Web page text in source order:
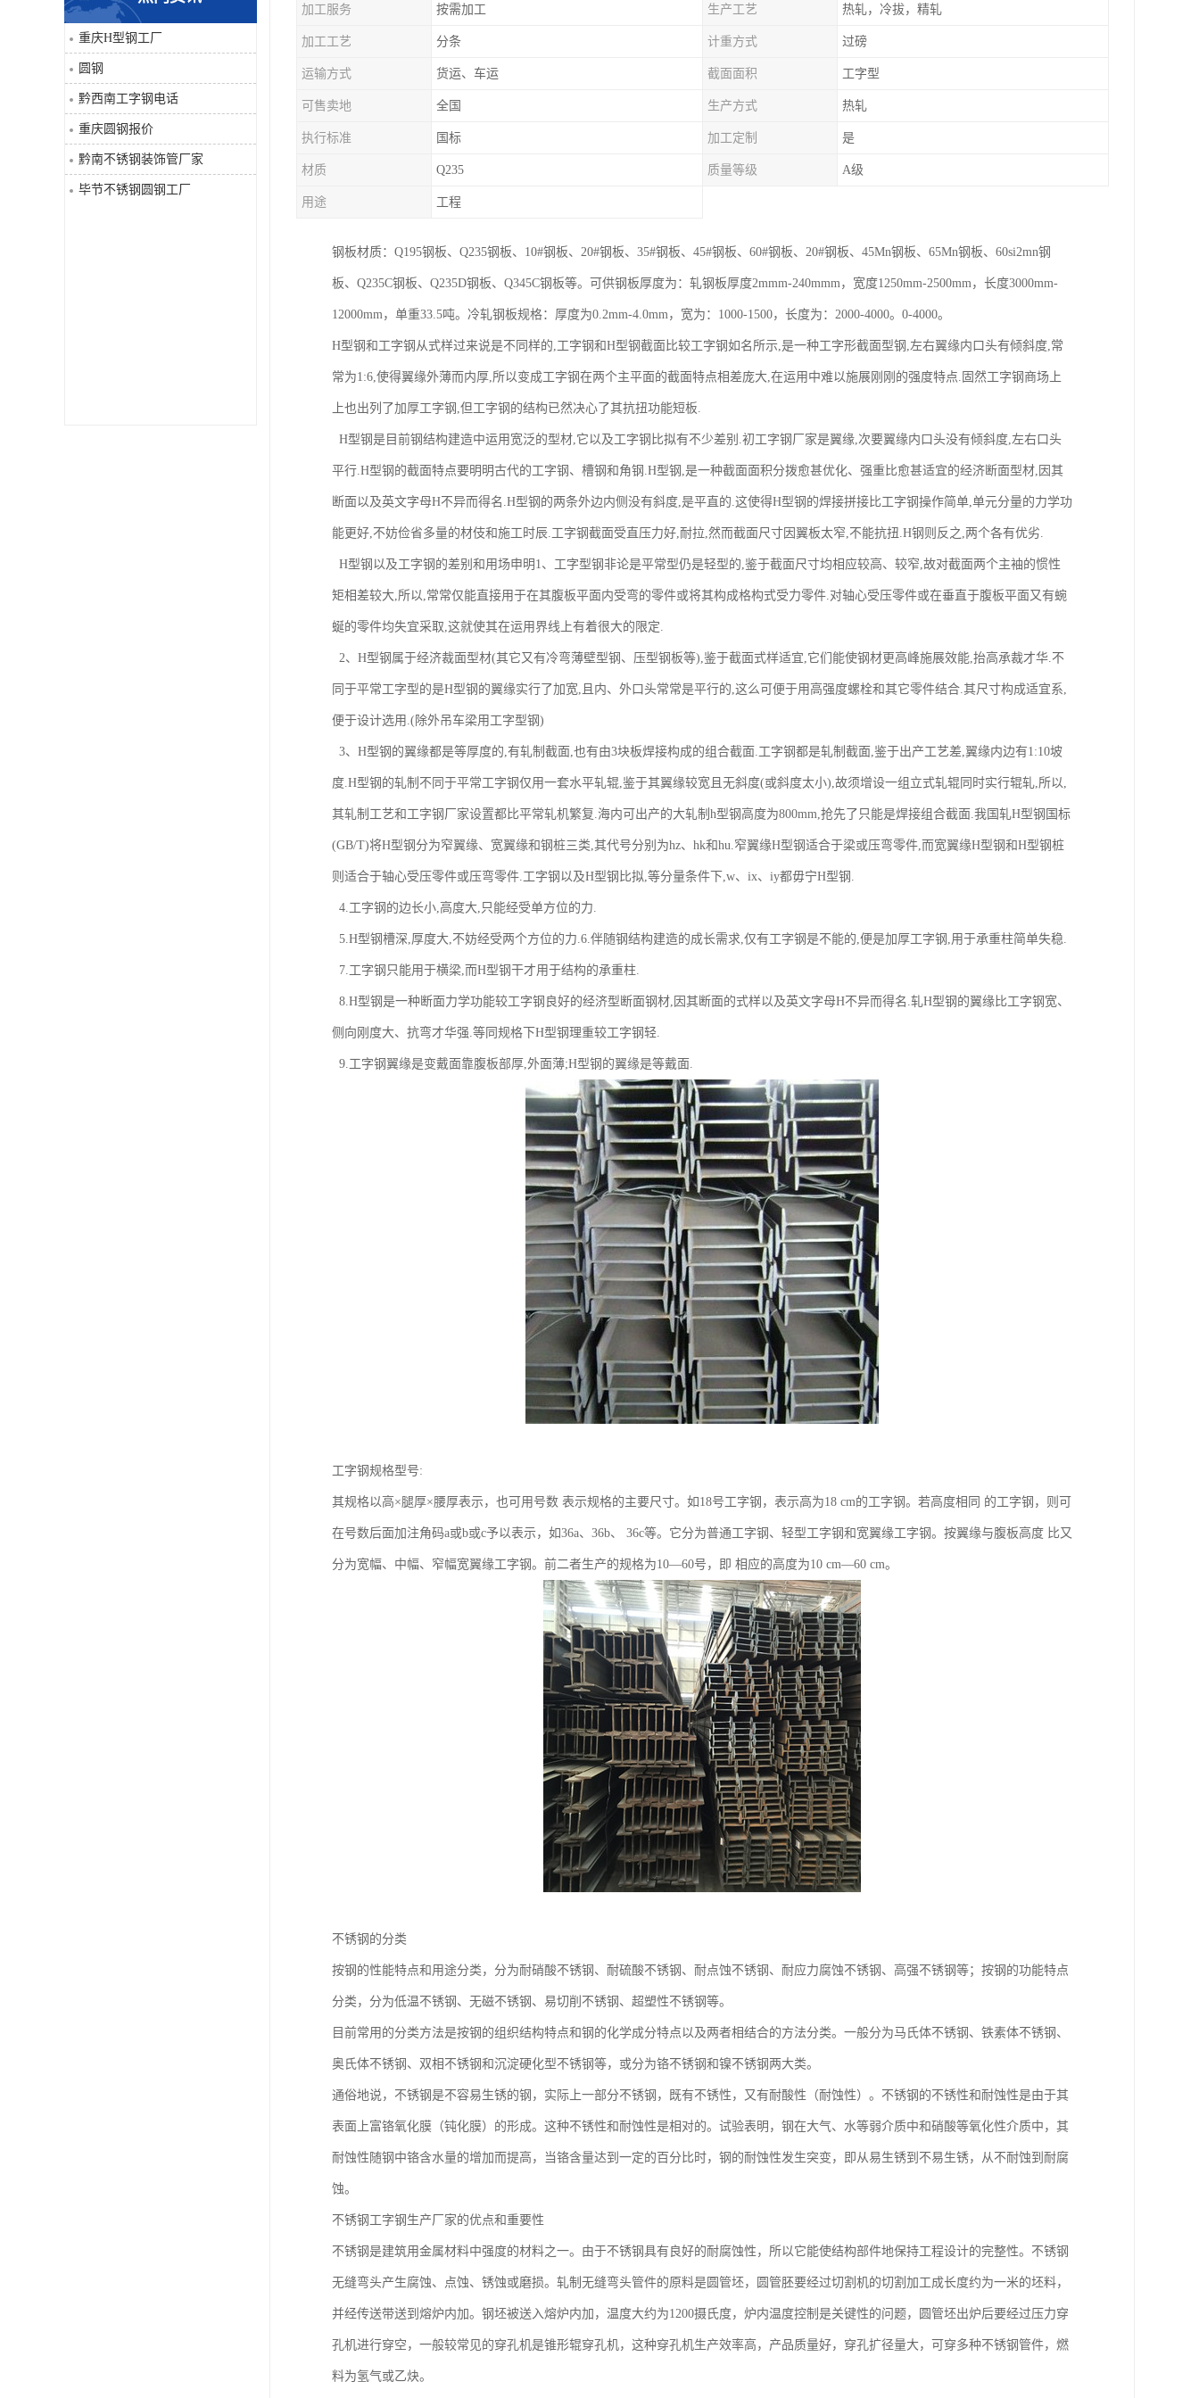
角钢
焊管
工字钢
H型钢
重庆H型钢工厂
圆钢
黔西南工字钢电话
重庆圆钢报价
黔南不锈钢装饰管厂家
毕节不锈钢圆钢工厂
加工服务 按需加工 生产工艺 热轧，冷拔，精轧
加工工艺 分条 计重方式 过磅
运输方式 货运、车运 截面面积 工字型
可售卖地 全国 生产方式 热轧
执行标准 国标 加工定制 是
材质 Q235 质量等级 A级
用途 工程
钢板材质：Q195钢板、Q235钢板、10#钢板、20#钢板、35#钢板、45#钢板、60#钢板、20#钢板、45Mn钢板、65Mn钢板、60si2mn钢
板、Q235C钢板、Q235D钢板、Q345C钢板等。可供钢板厚度为：轧钢板厚度2mmm-240mmm，宽度1250mm-2500mm，长度3000mm-
12000mm，单重33.5吨。冷轧钢板规格：厚度为0.2mm-4.0mm，宽为：1000-1500，长度为：2000-4000。0-4000。
H型钢和工字钢从式样过来说是不同样的,工字钢和H型钢截面比较工字钢如名所示,是一种工字形截面型钢,左右翼缘内口头有倾斜度,常
常为1:6,使得翼缘外薄而内厚,所以变成工字钢在两个主平面的截面特点相差庞大,在运用中难以施展刚刚的强度特点.固然工字钢商场上
上也出列了加厚工字钢,但工字钢的结构已然决心了其抗扭功能短板.
H型钢是目前钢结构建造中运用宽泛的型材,它以及工字钢比拟有不少差别.初工字钢厂家是翼缘,次要翼缘内口头没有倾斜度,左右口头
平行.H型钢的截面特点要明明古代的工字钢、槽钢和角钢.H型钢,是一种截面面积分拨愈甚优化、强重比愈甚适宜的经济断面型材,因其
断面以及英文字母H不异而得名.H型钢的两条外边内侧没有斜度,是平直的.这使得H型钢的焊接拼接比工字钢操作简单,单元分量的力学功
能更好,不妨俭省多量的材伎和施工时辰.工字钢截面受直压力好,耐拉,然而截面尺寸因翼板太窄,不能抗扭.H钢则反之,两个各有优劣.
H型钢以及工字钢的差别和用场申明1、工字型钢非论是平常型仍是轻型的,鉴于截面尺寸均相应较高、较窄,故对截面两个主袖的惯性
矩相差较大,所以,常常仅能直接用于在其腹板平面内受弯的零件或将其构成格构式受力零件.对轴心受压零件或在垂直于腹板平面又有蜿
蜒的零件均失宜采取,这就使其在运用界线上有着很大的限定.
2、H型钢属于经济裁面型材(其它又有冷弯薄壁型钢、压型钢板等),鉴于截面式样适宜,它们能使钢材更高峰施展效能,抬高承裁才华.不
同于平常工字型的是H型钢的翼缘实行了加宽,且内、外口头常常是平行的,这么可便于用高强度螺栓和其它零件结合.其尺寸构成适宜系,
便于设计选用.(除外吊车梁用工字型钢)
3、H型钢的翼缘都是等厚度的,有轧制截面,也有由3块板焊接构成的组合截面.工字钢都是轧制截面,鉴于出产工艺差,翼缘内边有1:10坡
度.H型钢的轧制不同于平常工字钢仅用一套水平轧辊,鉴于其翼缘较宽且无斜度(或斜度太小),故须增设一组立式轧辊同时实行辊轧,所以,
其轧制工艺和工字钢厂家设置都比平常轧机繁复.海内可出产的大轧制h型钢高度为800mm,抢先了只能是焊接组合截面.我国轧H型钢国标
(GB/T)将H型钢分为窄翼缘、宽翼缘和钢桩三类,其代号分别为hz、hk和hu.窄翼缘H型钢适合于梁或压弯零件,而宽翼缘H型钢和H型钢桩
则适合于轴心受压零件或压弯零件.工字钢以及H型钢比拟,等分量条件下,w、ix、iy都毋宁H型钢.
4.工字钢的边长小,高度大,只能经受单方位的力.
5.H型钢槽深,厚度大,不妨经受两个方位的力.6.伴随钢结构建造的成长需求,仅有工字钢是不能的,便是加厚工字钢,用于承重柱简单失稳.
7.工字钢只能用于横梁,而H型钢干才用于结构的承重柱.
8.H型钢是一种断面力学功能较工字钢良好的经济型断面钢材,因其断面的式样以及英文字母H不异而得名.轧H型钢的翼缘比工字钢宽、
侧向刚度大、抗弯才华强.等同规格下H型钢理重较工字钢轻.
9.工字钢翼缘是变戴面靠腹板部厚,外面薄;H型钢的翼缘是等戴面.
工字钢规格型号:
其规格以高×腿厚×腰厚表示，也可用号数 表示规格的主要尺寸。如18号工字钢，表示高为18 cm的工字钢。若高度相同 的工字钢，则可
在号数后面加注角码a或b或c予以表示，如36a、36b、 36c等。它分为普通工字钢、轻型工字钢和宽翼缘工字钢。按翼缘与腹板高度 比又
分为宽幅、中幅、窄幅宽翼缘工字钢。前二者生产的规格为10—60号，即 相应的高度为10 cm—60 cm。
不锈钢的分类
按钢的性能特点和用途分类，分为耐硝酸不锈钢、耐硫酸不锈钢、耐点蚀不锈钢、耐应力腐蚀不锈钢、高强不锈钢等；按钢的功能特点
分类，分为低温不锈钢、无磁不锈钢、易切削不锈钢、超塑性不锈钢等。
目前常用的分类方法是按钢的组织结构特点和钢的化学成分特点以及两者相结合的方法分类。一般分为马氏体不锈钢、铁素体不锈钢、
奥氏体不锈钢、双相不锈钢和沉淀硬化型不锈钢等，或分为铬不锈钢和镍不锈钢两大类。
通俗地说，不锈钢是不容易生锈的钢，实际上一部分不锈钢，既有不锈性，又有耐酸性（耐蚀性）。不锈钢的不锈性和耐蚀性是由于其
表面上富铬氧化膜（钝化膜）的形成。这种不锈性和耐蚀性是相对的。试验表明，钢在大气、水等弱介质中和硝酸等氧化性介质中，其
耐蚀性随钢中铬含水量的增加而提高，当铬含量达到一定的百分比时，钢的耐蚀性发生突变，即从易生锈到不易生锈，从不耐蚀到耐腐
蚀。
不锈钢工字钢生产厂家的优点和重要性
不锈钢是建筑用金属材料中强度的材料之一。由于不锈钢具有良好的耐腐蚀性，所以它能使结构部件地保持工程设计的完整性。不锈钢
无缝弯头产生腐蚀、点蚀、锈蚀或磨损。轧制无缝弯头管件的原料是圆管坯，圆管胚要经过切割机的切割加工成长度约为一米的坯料，
并经传送带送到熔炉内加。钢坯被送入熔炉内加，温度大约为1200摄氏度，炉内温度控制是关键性的问题，圆管坯出炉后要经过压力穿
孔机进行穿空，一般较常见的穿孔机是锥形辊穿孔机，这种穿孔机生产效率高，产品质量好，穿孔扩径量大，可穿多种不锈钢管件，燃
料为氢气或乙炔。